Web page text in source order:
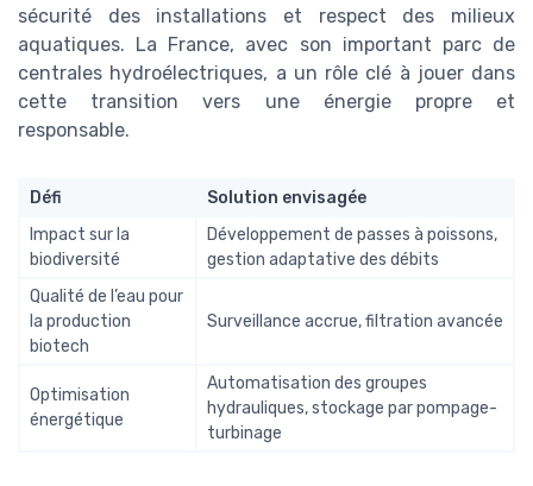
sécurité des installations et respect des milieux
aquatiques. La France, avec son important parc de
centrales hydroélectriques, a un rôle clé à jouer dans
cette transition vers une énergie propre et
responsable.
Défi
Solution envisagée
Impact sur la
biodiversité
Développement de passes à poissons,
gestion adaptative des débits
Qualité de l’eau pour
la production
biotech
Surveillance accrue, filtration avancée
Optimisation
énergétique
Automatisation des groupes
hydrauliques, stockage par pompage-
turbinage